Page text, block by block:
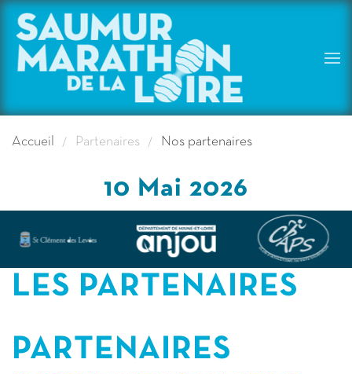
Skip to main content
Accueil Partenaires Nos partenaires
10 Mai 2026
LES PARTENAIRES
PARTENAIRES